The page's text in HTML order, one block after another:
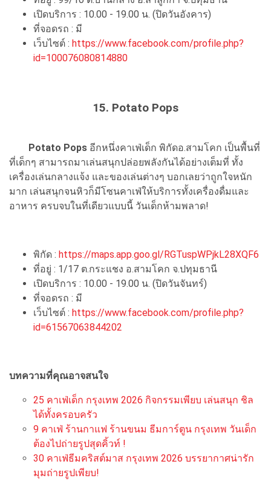
เปิดบริการ : 10.00 - 19.00 น. (ปิดวันอังคาร)
ที่จอดรถ : มี
เว็บไซต์ : https://www.facebook.com/profile.php?
id=100076080814880
15. Potato Pops
Potato Pops อีกหนึ่งคาเฟ่เด็ก พิกัดอ.สามโคก เป็นพื้นที่
ที่เด็กๆ สามารถมาเล่นสนุกปล่อยพลังกันได้อย่างเต็มที่ ทั้ง
เครื่องเล่นกลางแจ้ง และของเล่นต่างๆ บอกเลยว่าถูกใจหนัก
มาก เล่นสนุกจนหิวก็มีโซนคาเฟ่ให้บริการทั้งเครื่องดื่มและ
อาหาร ครบจบในที่เดียวแบบนี้ วันเด็กห้ามพลาด!
พิกัด : https://maps.app.goo.gl/RGTuspWPjkL28XQF6
ที่อยู่ : 1/17 ต.กระแชง อ.สามโคก จ.ปทุมธานี
เปิดบริการ : 10.00 - 19.00 น. (ปิดวันจันทร์)
ที่จอดรถ : มี
เว็บไซต์ : https://www.facebook.com/profile.php?
id=61567063844202
บทความที่คุณอาจสนใจ
25 คาเฟ่เด็ก กรุงเทพ 2026 กิจกรรมเพียบ เล่นสนุก ชิล
ได้ทั้งครอบครัว
9 คาเฟ่ ร้านกาแฟ ร้านขนม ธีมการ์ตูน กรุงเทพ วันเด็ก
ต้องไปถ่ายรูปสุดคิ้วท์ !
30 คาเฟ่ธีมคริสต์มาส กรุงเทพ 2026 บรรยากาศน่ารัก
มุมถ่ายรูปเพียบ!